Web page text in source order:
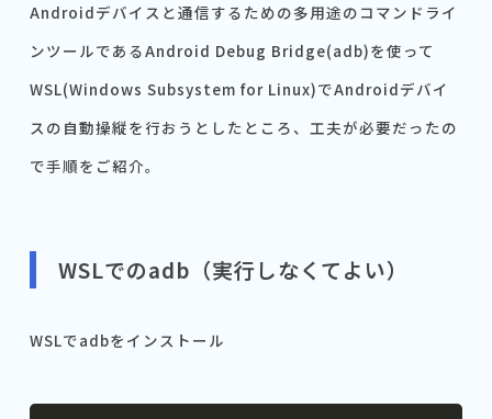
Androidデバイスと通信するための多用途のコマンドライ
ンツールであるAndroid Debug Bridge(adb)を使って
WSL(Windows Subsystem for Linux)でAndroidデバイ
スの自動操縦を行おうとしたところ、工夫が必要だったの
で手順をご紹介。
WSLでのadb（実行しなくてよい）
WSLでadbをインストール